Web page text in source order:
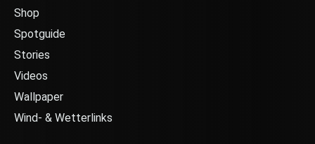
Shop
Spotguide
Stories
Videos
Wallpaper
Wind- & Wetterlinks